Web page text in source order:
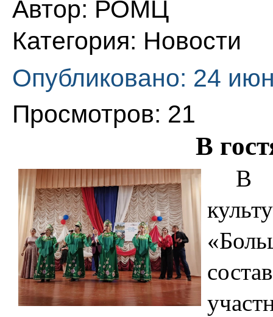
Автор: РОМЦ
Категория: Новости
Опубликовано: 24
Просмотров: 21
В
В